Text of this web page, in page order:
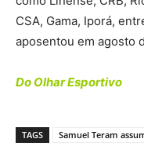
CSA, Gama, Iporá,
aposentou em agosto
Do Olhar Esportivo
TAGS Samuel Teram